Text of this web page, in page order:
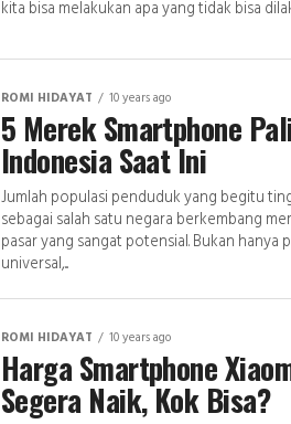
kita bisa melakukan apa yang tidak bisa
ROMI HIDAYAT 10 years ago
5 Merek Smartphone
Indonesia Saat Ini
Jumlah populasi penduduk yang begitu
sebagai salah satu negara berkembang
pasar yang sangat potensial. Bukan hanya
universal,...
ROMI HIDAYAT 10 years ago
Harga Smartphone
Segera Naik, Kok Bisa?